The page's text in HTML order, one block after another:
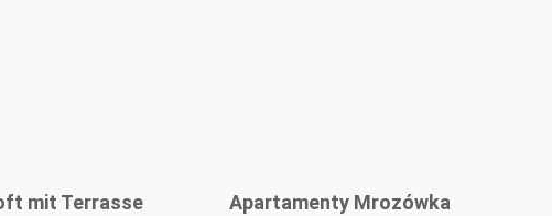
mit Terrasse Apartamenty Mrozówka